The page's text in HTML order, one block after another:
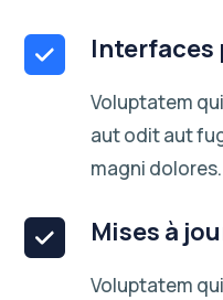
Interfaces
Voluptatem
aut odit aut
magni dolores.
Mises à
Voluptatem